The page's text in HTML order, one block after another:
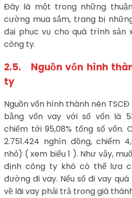
Đây là một trong những
cường mua sắm, trang bị
đại phục vụ cho quá trình sản
công ty.
2.5. Nguồn vốn hình
ty
Nguồn vốn hình thành nên
bằng vốn vay với số vốn là
chiếm tới 95,08% tổng số vốn.
2.751.424 nghìn đồng, chiếm
nhỏ) ( xem biểu 1 ). Như vậy,
định công ty khó có thể lựa
đường đi vay. Nếu số đi vay
về lãi vay phải trả trong giá